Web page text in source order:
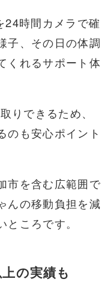
時間カメラで確
子、その日の体調
くれるサポート体
りできるため、
のも安心ポイント
市を含む広範囲で
んの移動負担を減
ころです。
の実績も